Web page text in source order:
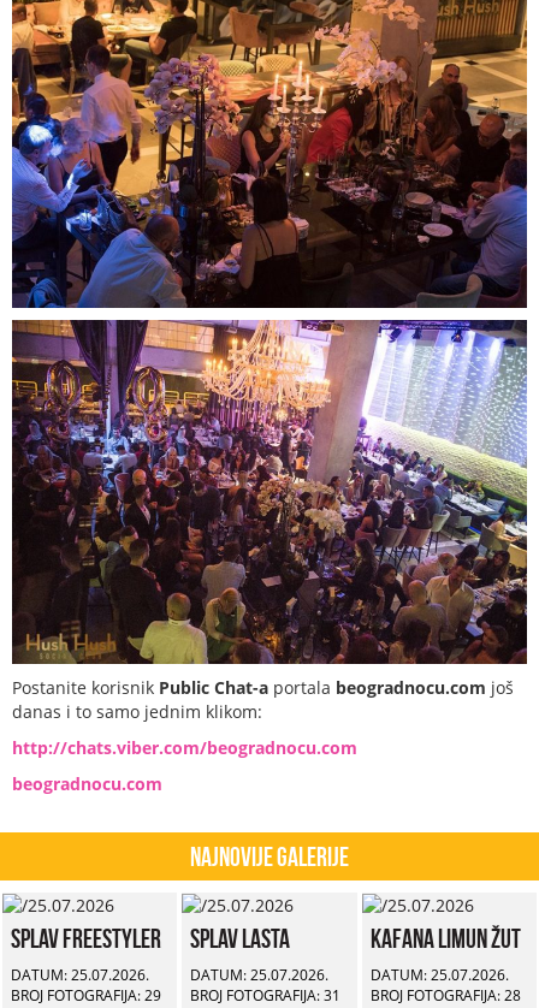
Postanite korisnik Public Chat-a portala beogradnocu.com još
danas i to samo jednim klikom:
http://chats.viber.com/beogradnocu.com
beogradnocu.com
Najnovije Galerije
Splav Freestyler
DATUM: 25.07.2026.
BROJ FOTOGRAFIJA: 29
Splav Lasta
DATUM: 25.07.2026.
BROJ FOTOGRAFIJA: 31
Kafana Limun Žut
DATUM: 25.07.2026.
BROJ FOTOGRAFIJA: 28